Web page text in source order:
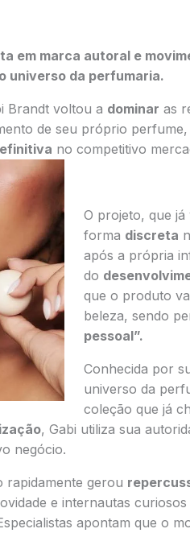
em marca autoral e
universo da perfumaria.
Brandt voltou a dominar as
de seu próprio
no competitivo
O projeto, que
forma discreta
após a própria
do
que o produto
beleza, sendo
pessoal”.
Conhecida por
universo da
coleção que já
, Gabi utiliza sua
negócio.
rapidamente gerou
e internautas
apontam que o